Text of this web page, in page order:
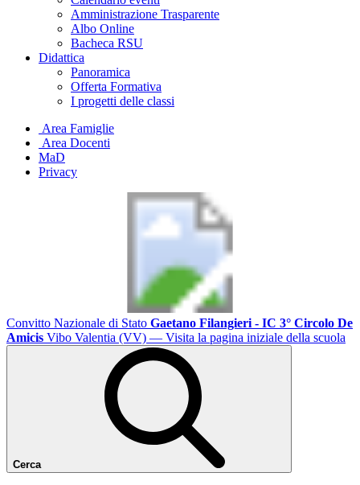
Amministrazione Trasparente
Albo Online
Bacheca RSU
Didattica
Panoramica
Offerta Formativa
I progetti delle classi
Area Famiglie
Area Docenti
MaD
Privacy
Convitto Nazionale di Stato Gaetano Filangieri - IC 3° Circolo De
Amicis Vibo Valentia (VV) — Visita la pagina iniziale della scuola
Cerca